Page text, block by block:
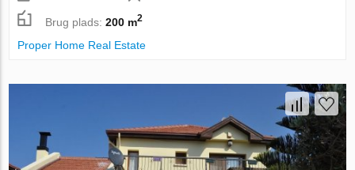
Brug plads:200 m2
Proper Home Real Estate